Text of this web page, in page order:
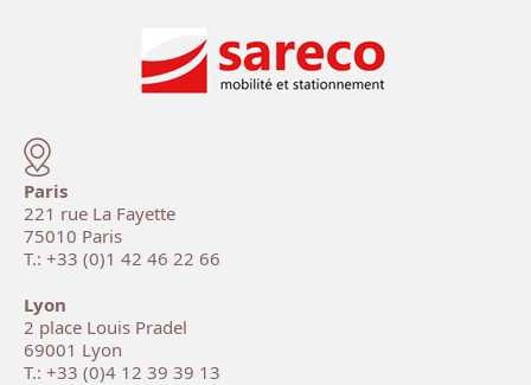
Paris
221 rue La Fayette
75010 Paris
T.: +33 (0)1 42 46 22 66
Lyon
2 place Louis Pradel
69001 Lyon
T.: +33 (0)4 12 39 39 13